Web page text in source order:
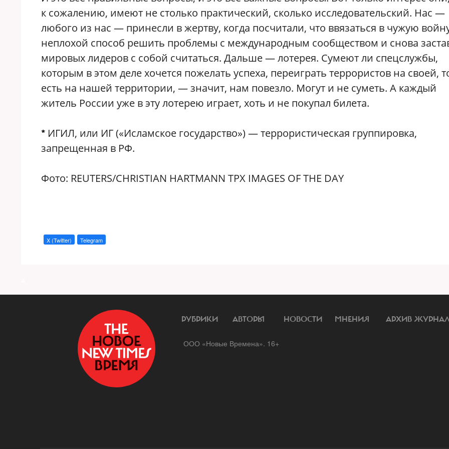
к сожалению, имеют не столько практический, сколько исследовательский. Нас —
любого из нас — принесли в жертву, когда посчитали, что ввязаться в чужую
неплохой способ решить проблемы с международным сообществом и снова
мировых лидеров с собой считаться. Дальше — лотерея. Сумеют ли спецслужбы,
которым в этом деле хочется пожелать успеха, переиграть террористов на своей,
есть на нашей территории, — значит, нам повезло. Могут и не суметь. А каждый
житель России уже в эту лотерею играет, хоть и не покупал билета.
* ИГИЛ, или ИГ («Исламское государство») — террористическая группировка,
запрещенная в РФ.
Фото: REUTERS/CHRISTIAN HARTMANN TPX IMAGES OF THE DAY
X (Twitter) Telegram
РУБРИКИ АВТОРЫ НОВОСТИ МНЕНИЯ АРХИВ
ООО «Новые Времена». 16+